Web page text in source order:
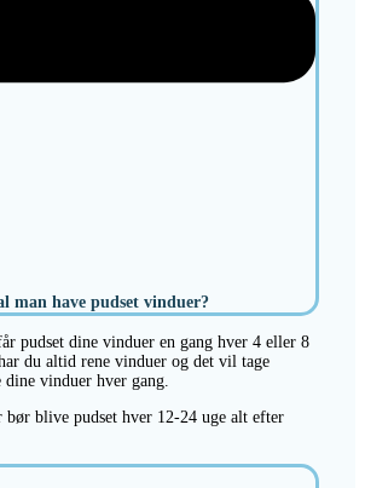
man have pudset vinduer?
pudset dine vinduer en gang hver 4 eller 8
du altid rene vinduer og det vil tage
vinduer hver gang.
bør blive pudset hver 12-24 uge alt efter